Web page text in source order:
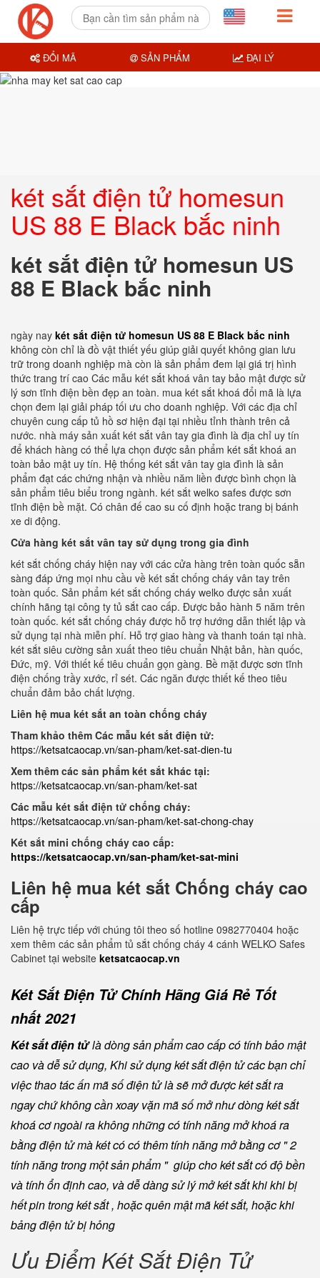
két sắt điện tử homesun
US 88 E Black bắc ninh
két sắt điện tử homesun US
88 E Black bắc ninh
ngày nay két sắt điện tử homesun US 88 E Black bắc ninh
không còn chỉ là đồ vật thiết yếu giúp giải quyết không gian lưu
trữ trong doanh nghiệp mà còn là sản phẩm đem lại giá trị hình
thức trang trí cao Các mẫu két sắt khoá vân tay bảo mật được sử
lý sơn tĩnh điện bền đẹp an toàn. mua két sắt khoá đổi mã là lựa
chọn đem lại giải pháp tối ưu cho doanh nghiệp. Với các địa chỉ
chuyên cung cấp tủ hồ sơ hiện đại tại nhiều tỉnh thành trên cả
nước. nhà máy sản xuất két sắt vân tay gia đình là địa chỉ uy tín
để khách hàng có thể lựa chọn được sản phẩm két sắt khoá an
toàn bảo mật uy tín. Hệ thống két sắt vân tay gia đình là sản
phẩm đạt các chứng nhận và nhiều năm liền được bình chọn là
sản phẩm tiêu biểu trong ngành. két sắt welko safes được sơn
tĩnh điện bề mặt. Có chân đế cao su cố định hoặc trang bị bánh
xe di động.
Cửa hàng két sắt vân tay sử dụng trong gia đình
két sắt chống cháy hiện nay với các cửa hàng trên toàn quốc sẵn
sàng đáp ứng mọi nhu cầu về két sắt chống cháy vân tay trên
toàn quốc. Sản phẩm két sắt chống cháy welko được sản xuất
chính hãng tại công ty tủ sắt cao cấp. Được bảo hành 5 năm trên
toàn quốc. két sắt chống cháy được hỗ trợ hướng dẫn thiết lập và
sử dụng tại nhà miễn phí. Hỗ trợ giao hàng và thanh toán tại nhà.
két sắt siêu cường sản xuất theo tiêu chuẩn Nhật bản, hàn quốc,
Đức, mỹ. Với thiết kế tiêu chuẩn gọn gàng. Bề mặt được sơn tĩnh
điện chống trầy xước, rỉ sét. Các ngăn được thiết kế theo tiêu
chuẩn đảm bảo chất lượng.
Liên hệ mua két sắt an toàn chống cháy
Tham khảo thêm Các mẫu két sắt điện tử:
https://ketsatcaocap.vn/san-pham/ket-sat-dien-tu
Xem thêm các sản phẩm két sắt khác tại:
https://ketsatcaocap.vn/san-pham/ket-sat
Các mẫu két sắt điện tử chống cháy:
https://ketsatcaocap.vn/san-pham/ket-sat-chong-chay
Két sắt mini chống cháy cao cấp:
https://ketsatcaocap.vn/san-pham/ket-sat-mini
Liên hệ mua két sắt Chống cháy cao
cấp
Liên hệ trực tiếp với chúng tôi theo số hotline 0982770404 hoặc
xem thêm các sản phẩm tủ sắt chống cháy 4 cánh WELKO Safes
Cabinet tại website ketsatcaocap.vn
Két Sắt Điện Tử Chính Hãng Giá Rẻ Tốt
nhất 2021
Két sắt điện tửlà dòng sản phẩm cao cấp có tính bảo mật
cao và dễ sử dụng, Khi sử dụng két sắt điện tử các bạn chỉ
việc thao tác ấn mã số điện tử là sẽ mở được két sắt ra
ngay chứ không cần xoay vặn mã số mở như dòng két sắt
khoá cơ ngoài ra không những có tính năng mở khoá ra
bằng điện tử mà két có có thêm tính năng mở bằng cơ " 2
tính năng trong một sản phẩm " giúp cho két sắt có độ bền
và tính ổn định cao, và dễ dàng sử lý mở két sắt khi khi bị
hết pin trong két sắt , hoặc quên mật mã két sắt, hoặc khi
bảng điện tử bị hỏng
Ưu Điểm Két Sắt Điện Tử
ĐỔI MÃ SẢN PHẨM ĐẠI LÝ